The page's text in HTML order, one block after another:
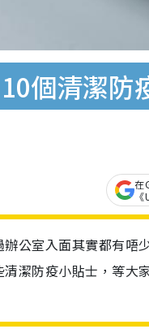
個清潔防
在
公室入面其實都有唔
潔防疫小貼士，等大